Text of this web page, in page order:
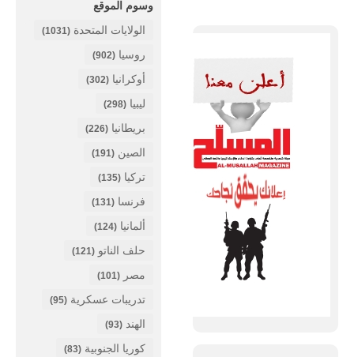
وسوم الموقع
الولايات المتحدة (1031)
روسيا (902)
أوكرانيا (302)
ليبيا (298)
بريطانيا (226)
الصين (191)
تركيا (135)
فرنسا (131)
ألمانيا (124)
حلف الناتو (121)
مصر (101)
تدريبات عسكرية (95)
الهند (93)
كوريا الجنوبية (83)